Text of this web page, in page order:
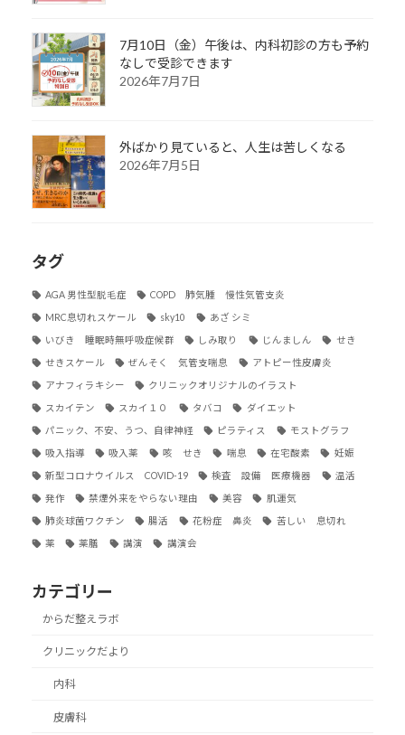
7月10日（金）午後は、内科初診の方も予約
なしで受診できます
2026年7月7日
外ばかり見ていると、人生は苦しくなる
2026年7月5日
タグ
AGA 男性型脱毛症 COPD 肺気腫 慢性気管支炎
MRC息切れスケール sky10 あざ シミ
いびき 睡眠時無呼吸症候群 しみ取り じんましん せき
せきスケール ぜんそく 気管支喘息 アトピー性皮膚炎
アナフィラキシー クリニックオリジナルのイラスト
スカイテン スカイ１０ タバコ ダイエット
パニック、不安、うつ、自律神経 ピラティス モストグラフ
吸入指導 吸入薬 咳 せき 喘息 在宅酸素 妊娠
新型コロナウイルス COVID-19 検査 設備 医療機器 温活
発作 禁煙外来をやらない理由 美容 肌運気
肺炎球菌ワクチン 腸活 花粉症 鼻炎 苦しい 息切れ
薬 薬膳 講演 講演会
カテゴリー
からだ整えラボ
クリニックだより
内科
皮膚科